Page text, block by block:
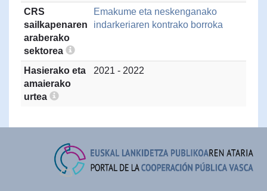
CRS
sailkapenaren
araberako
sektorea
Emakume eta neskenganako
indarkeriaren kontrako borroka
Hasierako eta
amaierako
urtea
2021 - 2022